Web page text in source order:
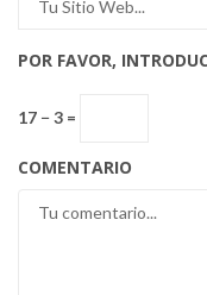
POR FAVOR,
17 − 3 =
COMENTARIO